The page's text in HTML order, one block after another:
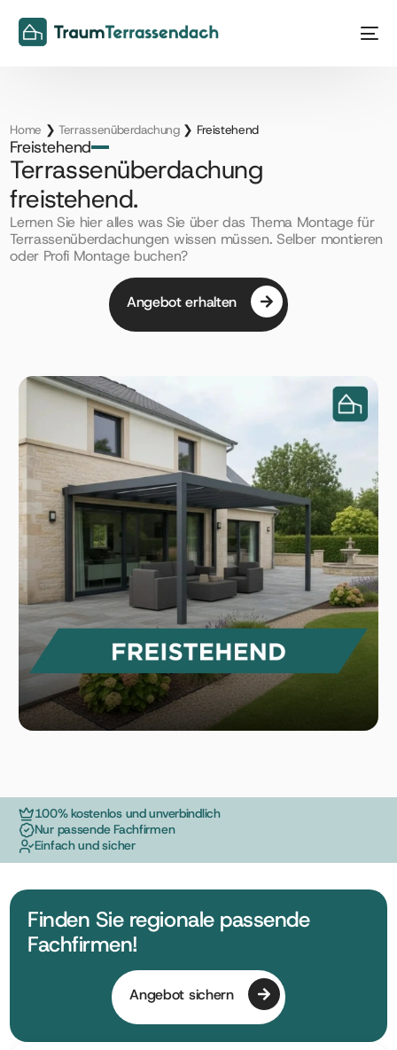
Home ❯ Terrassenüberdachung❯ Freistehend
Freistehend
Terrassenüberdachung
freistehend.
Lernen Sie hier alles was Sie über das Thema Montage für
Terrassenüberdachungen wissen müssen. Selber montieren
oder Profi Montage buchen?
Angebot erhalten
100% kostenlos und unverbindlich
Nur passende Fachfirmen
Einfach und sicher
Finden Sie regionale passende
Fachfirmen!
Angebot sichern
NEU